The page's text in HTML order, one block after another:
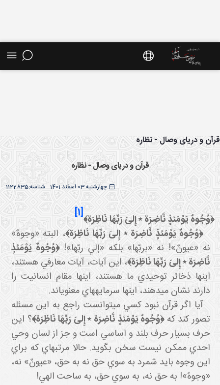
موضوعی - سایت استاد مرتضی جوادی آملی
و دریای وصال - نظاره
قرآن و دریای وصال - نظاره
چهارشنبه 03 اسفند 1401 1122835شناسه:
﴿وُجُوهٌ يَوْمَئذٍ نَّاضِرَة ٭ إِلىَ‏ رَبِّهَا نَاظِرَة﴾[1]
﴿وُجُوهٌ يَوْمَئذٍ نَّاضِرَة ٭ إِلىَ‏ رَبِّهَا نَاظِرَة﴾، البته «وجوهٌ»
نه «عيونٌ»! نه «بربّها» بلکه «إلي ربّها»!﴿وُجُوهٌ يَوْمَئذٍ
نَّاضِرَة ٭ إِلىَ‏ رَبِّهَا نَاظِرَة﴾، اين آيات، آيات معارفي هستند،
اينها ذخائر توحيدي ما هستند، اينها مقام انسانيت را
دارند نشان مي دهند، اينها سرمايه هاي معنوي اند.
آيا اگر قرآن نبود کسي مي توانست راجع به اين مسئله
تصور کند که﴿وُجُوهٌ يَوْمَئذٍ نَّاضِرَة ٭ إِلىَ‏ رَبِّهَا نَاظِرَة﴾؟ اين
حرف بسيار حرف بلند و اساسي است و جز از لسان وحي
احدي ممکن نيست سخن بگويد. حالا مرتبه اي که براي
اين وجوه بايد شمرد به سوي حق نه به حق، «عيونٌ» نه،
«وجوهٌ»! به حق نه، به سوي حق، به ساحت الهي!